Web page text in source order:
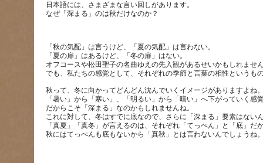
日本語には、さまざまな言い回しがあります。
「秋の気配」は言うけど、「夏の気配」は言わない。
「夏の扉」はあるけど、「冬の扉」はない。
オフコースや松田聖子の名曲ゆえの先入観があるせいかもしれませ
秋って、冬に向かってどんどん沈んでいくイメージがありますよね
「暑い」から「寒い」、「明るい」から「暗い」へ下がっていく感
だからこそ「深まる」なのかもしれませんね。
これに対して、冬はすでに底なので、さらに「深まる」要素はない
「真夏」「真冬」が言えるのは、それぞれ「てっぺん」と「底」だ